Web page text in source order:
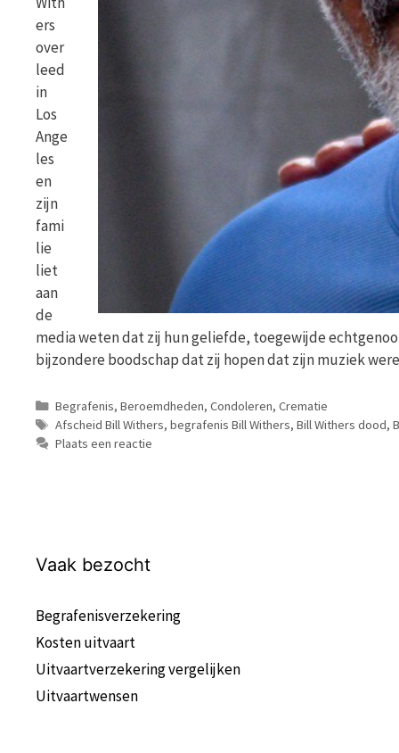
ers
over
leed
in
Los
Ange
les
en
zijn
fami
lie
liet
aan
de
media weten dat zij hun geliefde, toegewijde
bijzondere boodschap dat zij hopen dat zijn muziek
Categorieën
Begrafenis, Beroemdheden, Condoleren, Crematie
Tags
Afscheid Bill Withers, begrafenis Bill Withers, Bill Withers dood,
Plaats een reactie
Vaak bezocht
Begrafenisverzekering
Kosten uitvaart
Uitvaartverzekering vergelijken
Uitvaartwensen